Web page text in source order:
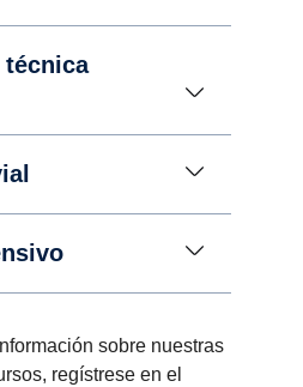
técnica
sobre nuestras
regístrese en el